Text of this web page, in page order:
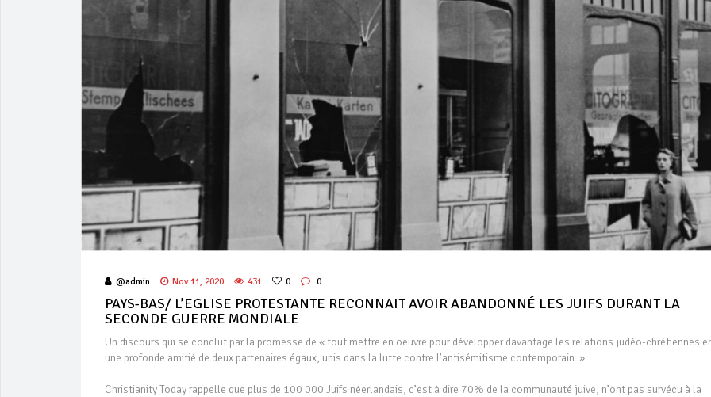
@admin Nov 11, 2020 431 0 0
PAYS-BAS/ L’EGLISE PROTESTANTE RECONNAIT AVOIR ABANDONNÉ LES JUIFS DURANT LA
SECONDE GUERRE MONDIALE
Un discours qui se conclut par la promesse de « tout mettre en oeuvre pour développer davantage les relations judéo-chrétiennes
une profonde amitié de deux partenaires égaux, unis dans la lutte contre l’antisémitisme contemporain. »
Christianity Today rappelle que plus de 100 000 Juifs néerlandais, c’est à dire 70% de la communauté juive, n’ont pas survécu à la